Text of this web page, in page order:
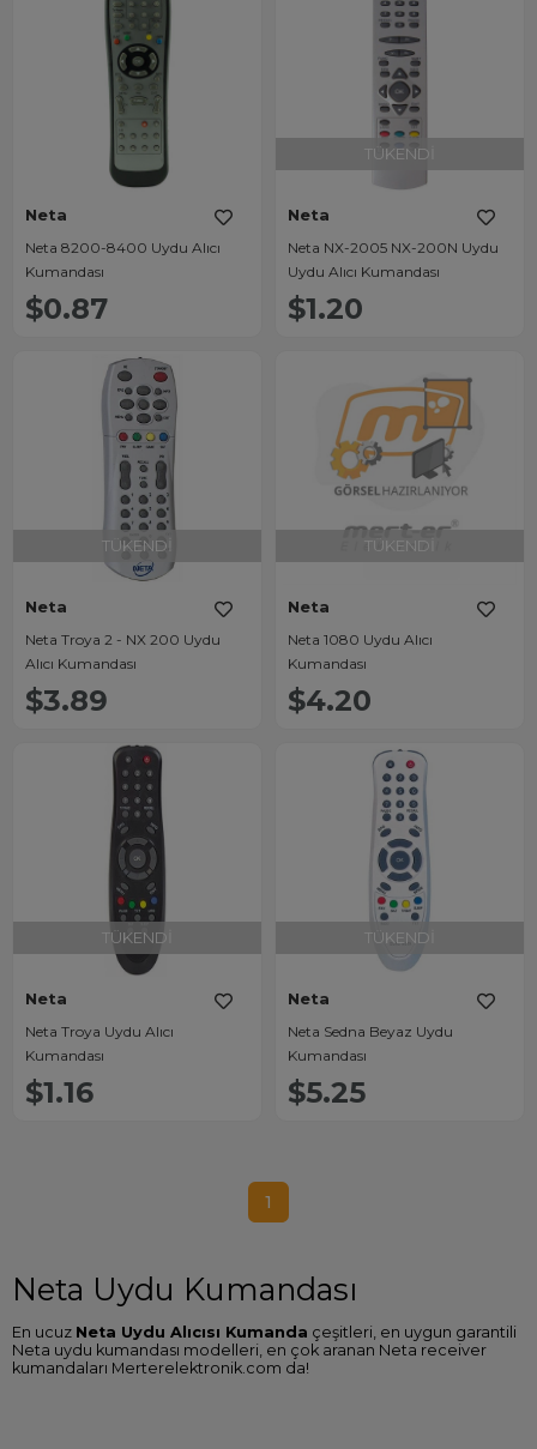
Neta
Neta 8200-8400 Uydu Alıcı
Kumandası
$0.87
TÜKENDI
Neta
Neta NX-2005 NX-200N Uydu
Uydu Alıcı Kumandası
$1.20
TÜKENDI
Neta
Neta Troya 2 - NX 200 Uydu
Alıcı Kumandası
$3.89
TÜKENDI
Neta
Neta 1080 Uydu Alıcı
Kumandası
$4.20
TÜKENDI
Neta
Neta Troya Uydu Alıcı
Kumandası
$1.16
TÜKENDI
Neta
Neta Sedna Beyaz Uydu
Kumandası
$5.25
1
Neta Uydu Kumandası
En ucuz Neta Uydu Alıcısı Kumanda çeşitleri, en uygun garantili
Neta uydu kumandası modelleri, en çok aranan Neta receiver
kumandaları Merterelektronik.com da!